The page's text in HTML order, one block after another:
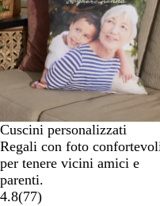
Cuscini personalizzati
Regali con foto
per tenere vicini amici e
parenti.
4.8(77)